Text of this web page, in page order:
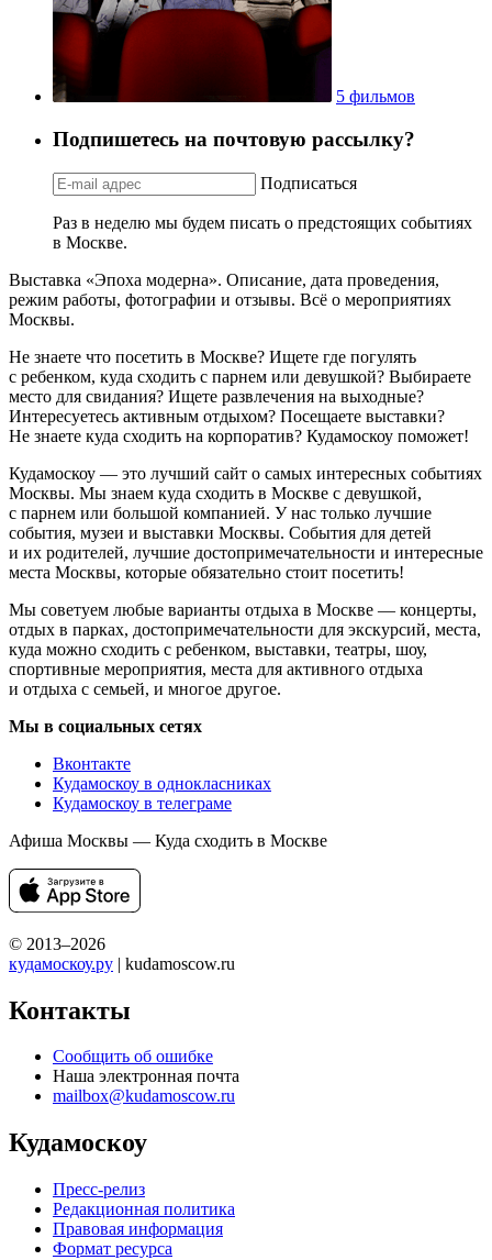
5 фильмов
Подпишетесь на почтовую рассылку?
Подписаться
Раз в неделю мы будем писать о предстоящих событиях
в Москве.
Выставка «Эпоха модерна». Описание, дата проведения,
режим работы, фотографии и отзывы. Всё о мероприятиях
Москвы.
Не знаете что посетить в Москве? Ищете где погулять
с ребенком, куда сходить с парнем или девушкой? Выбираете
место для свидания? Ищете развлечения на выходные?
Интересуетесь активным отдыхом? Посещаете выставки?
Не знаете куда сходить на корпоратив? Кудамоскоу поможет!
Кудамоскоу — это лучший сайт о самых интересных событиях
Москвы. Мы знаем куда сходить в Москве с девушкой,
с парнем или большой компанией. У нас только лучшие
события, музеи и выставки Москвы. События для детей
и их родителей, лучшие достопримечательности и интересные
места Москвы, которые обязательно стоит посетить!
Мы советуем любые варианты отдыха в Москве — концерты,
отдых в парках, достопримечательности для экскурсий, места,
куда можно сходить с ребенком, выставки, театры, шоу,
спортивные мероприятия, места для активного отдыха
и отдыха с семьей, и многое другое.
Мы в социальных сетях
Вконтакте
Кудамоскоу в однокласниках
Кудамоскоу в телеграме
Афиша Москвы — Куда сходить в Москве
© 2013–2026
кудамоскоу.ру | kudamoscow.ru
Контакты
Сообщить об ошибке
Наша электронная почта
mailbox@kudamoscow.ru
Кудамоскоу
Пресс-релиз
Редакционная политика
Правовая информация
Формат ресурса